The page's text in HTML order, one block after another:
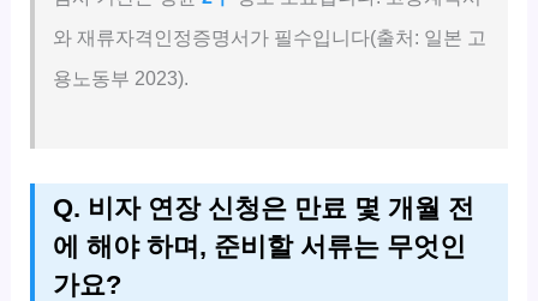
와 재류자격인정증명서가 필수입니다(출처: 일본 고
용노동부 2023).
Q. 비자 연장 신청은 만료 몇 개월 전
에 해야 하며, 준비할 서류는 무엇인
가요?